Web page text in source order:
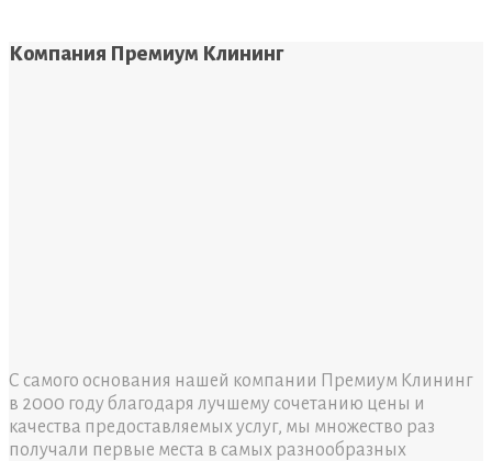
Компания Премиум Клининг
С самого основания нашей компании Премиум Клининг
в 2000 году благодаря лучшему сочетанию цены и
качества предоставляемых услуг, мы множество раз
получали первые места в самых разнообразных